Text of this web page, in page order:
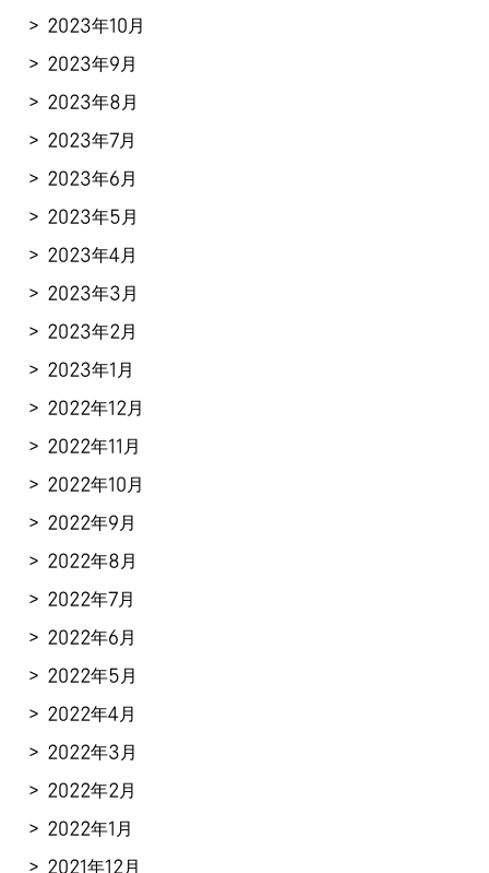
2023年10月
2023年9月
2023年8月
2023年7月
2023年6月
2023年5月
2023年4月
2023年3月
2023年2月
2023年1月
2022年12月
2022年11月
2022年10月
2022年9月
2022年8月
2022年7月
2022年6月
2022年5月
2022年4月
2022年3月
2022年2月
2022年1月
2021年12月